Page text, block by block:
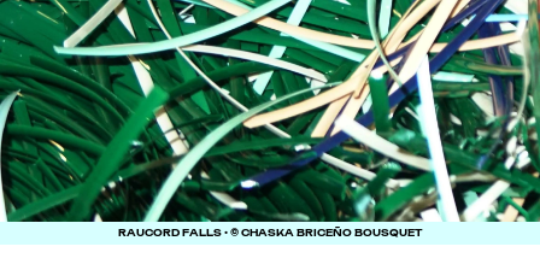
RAUCORD FALLS • © CHASKA BRICEÑO BOUSQUET